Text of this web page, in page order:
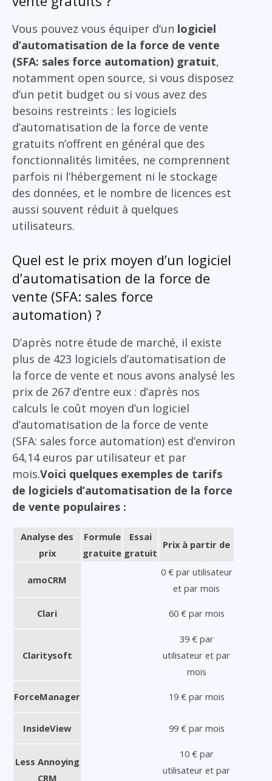
Vous pouvez vous équiper d’un logiciel
d’automatisation de la force de vente
(SFA: sales force automation) gratuit,
notamment open source, si vous disposez
d’un petit budget ou si vous avez des
besoins restreints : les logiciels
d’automatisation de la force de vente
gratuits n’offrent en général que des
fonctionnalités limitées, ne comprennent
parfois ni l’hébergement ni le stockage
des données, et le nombre de licences est
aussi souvent réduit à quelques
utilisateurs.
Quel est le prix moyen d’un logiciel
d’automatisation de la force de
vente (SFA: sales force
automation) ?
D’après notre étude de marché, il existe
plus de 423 logiciels d’automatisation de
la force de vente et nous avons analysé les
prix de 267 d’entre eux : d’après nos
calculs le coût moyen d’un logiciel
d’automatisation de la force de vente
(SFA: sales force automation) est d’environ
64,14 euros par utilisateur et par
mois.Voici quelques exemples de tarifs
de logiciels d’automatisation de la force
de vente populaires :
Analyse des
prix
Formule
gratuite
Essai
gratuit
Prix à partir de
amoCRM
0 € par utilisateur
et par mois
Clari 60 € par mois
Claritysoft
39 € par
utilisateur et par
mois
ForceManager 19 € par mois
InsideView 99 € par mois
Less Annoying
CRM
10 € par
utilisateur et par